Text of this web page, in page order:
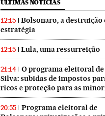
ÚLTIMAS NOTICIAS
12:15
Bolsonaro, a destruição
estratégia
12:15 Lula, uma ressurreição
21:14
O programa eleitoral de
Silva: subidas de impostos
ricos e proteção para as
20:55
Programa eleitoral de